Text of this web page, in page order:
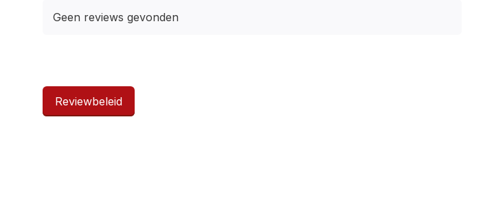
Geen reviews gevonden
Reviewbeleid